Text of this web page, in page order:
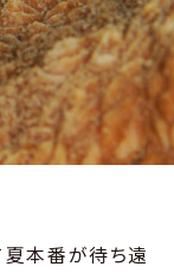
夏本番が待ち遠